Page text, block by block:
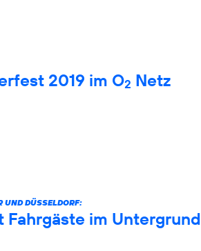
2019 im O2 Netz
UND DÜSSELDORF:
im Untergrund